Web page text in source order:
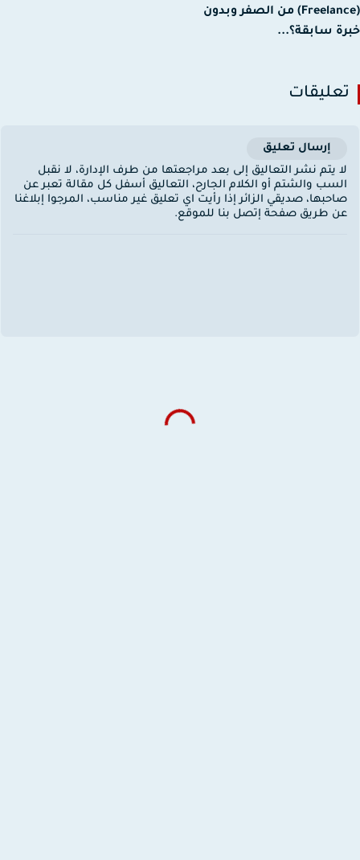
(Freelance) من الصفر وبدون
سابقة؟...
إرسال تعليق
يتم نشر التعاليق إلى بعد مراجعتها من طرف الإدارة، لا نقبل
والشتم أو الكلام الجارح، التعاليق أسفل كل مقالة تعبر عن
صديقي الزائر إذا رأيت اي تعليق غير مناسب، المرجوا إبلاغنا
طريق صفحة إتصل بنا للموقع.